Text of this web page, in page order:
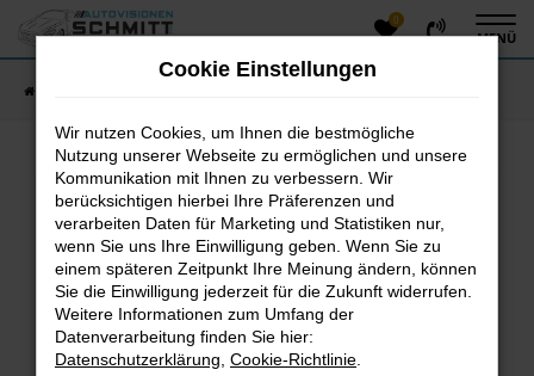
Zum
Hauptinhalt
0
MENÜ
Fehler: Network Error
Beim Laden ist ein Fehler aufgetreten.
Hier sind ein paar Tipps, die dir helfen können:
Überprüfe deine Firewall und deine
Internetverbindung.
Laden andere Webseiten, zum Beispiel deine
Cookie Einstellungen
Wir nutzen Cookies, um Ihnen die bestmögliche
Nutzung unserer Webseite zu ermöglichen und unsere
Kommunikation mit Ihnen zu verbessern. Wir
berücksichtigen hierbei Ihre Präferenzen und
verarbeiten Daten für Marketing und Statistiken nur,
wenn Sie uns Ihre Einwilligung geben. Wenn Sie zu
einem späteren Zeitpunkt Ihre Meinung ändern, können
Sie die Einwilligung jederzeit für die Zukunft widerrufen.
Weitere Informationen zum Umfang der
Datenverarbeitung finden Sie hier:
Datenschutzerklärung Cookie-Richtlinie